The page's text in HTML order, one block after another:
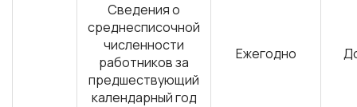
Сведения о
среднесписочной
численности
работников за
предшествующий
календарный год
Ежегодно